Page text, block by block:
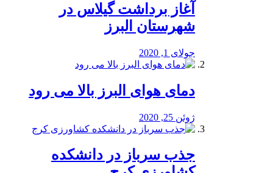
آغاز برداشت گیلاس در
شهرستان البرز
جولای 1, 2020
دمای هوای البرز بالا می رود
ژوئن 25, 2020
جذب سرباز در دانشکده